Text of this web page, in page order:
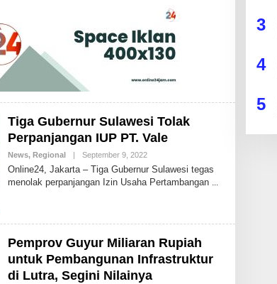
Tiga Gubernur Sulawesi Tolak
Perpanjangan IUP PT. Vale
News, Regional | September 9, 2022B
A
N
K
I
D
R
I
Online24, Jakarta – Tiga Gubernur Sulawesi tegas
menolak perpanjangan Izin Usaha Pertambangan
Pemprov Guyur Miliaran Rupiah
untuk Pembangunan Infrastruktur
di Lutra, Segini Nilainya
3
4
5